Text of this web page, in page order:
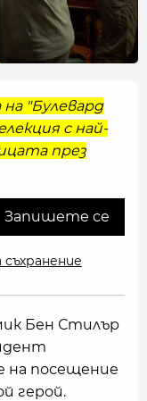
"Булевард
с най-
през
Бен Стилър
на посещение
герой.